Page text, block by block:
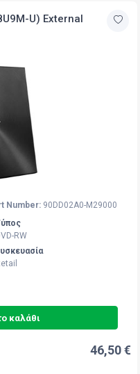
U) External
Number: 90DD02A0-M29000
RW
καλάθι
46,50 €